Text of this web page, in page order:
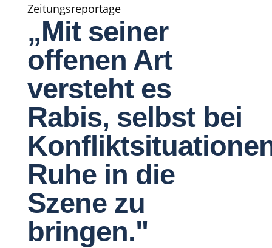
Zeitungsreportage
„Mit seiner
offenen Art
versteht es
Rabis, selbst bei
Ruhe in die
Szene zu
bringen."